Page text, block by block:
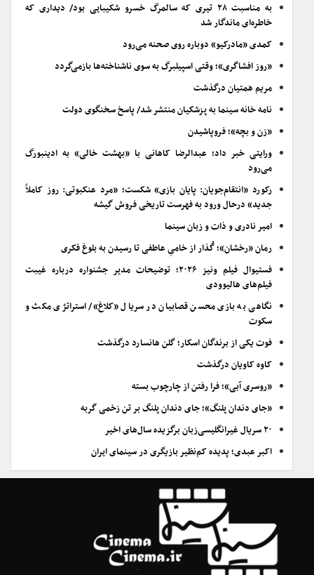
به مناسبت ۲۸ تیری که سالمرگ خسرو شکیبایی بود/ دیداری که
خاطره‌ای ماندگار شد
کمدی «مادرکیو» دوباره روی صحنه می‌رود
«روز افشاگری»؛ وقتی اسپیلبرگ به سوی ناشناخته‌ها بازمی‌گردد
مریم همتیان درگذشت
نامه خانه سینما به پزشکیان منتشر شد/ پاسخ سخنگوی دولت
«زن و بچه»؛ فروپاشیدن
ورایتی خبر داد؛ عبدالرضا کاهانی با «بهشت خالی» به ادینبورگ
می‌رود
رکورد «انتقام‌جویان: پایان بازی» شکست؛ «مرد عنکبوتی: روز کاملاً
جدید» درحال ورود به فهرست تاریخی فروش گیشه
امیر نادری و ذات و زبان سینما
رمان «رخشان»؛ گُذار از خامیِ عاطفی تا رسیدن به بلوغ فکری
فستیوال فیلم ونیز ۲۰۲۶؛ توضیحات مدیر جشنواره درباره غیبت
فیلم‌های هالیوودی
نگاهی به بازی محسن قصابیان در سریال «کلاغ»/ استراتژی مکث و
سکوت
فوت یکی از برندگان اسکار؛ گلن هانسارد درگذشت
کاوه کاویان درگذشت
«روسری آبی»؛ فرا رفتن از چارچوب بسته
«جای دندان پلنگ»؛ جای دندان پلنگ بر تن زخمی گربه
۲۰ سریال غیرانگلیسی‌زبان برگزیده سال‌های اخیر
اکبر عبدی؛ پدیده کم‌نظیر بازیگری در سینمای ایران